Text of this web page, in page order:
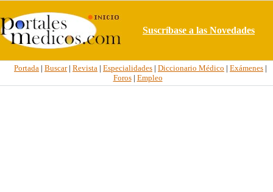
Suscríbase a las Novedades
Portada | Buscar| Revista | Especialidades | Diccionario Médico | Exámenes |
Foros| Empleo